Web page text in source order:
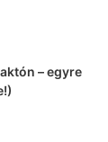
– egyre